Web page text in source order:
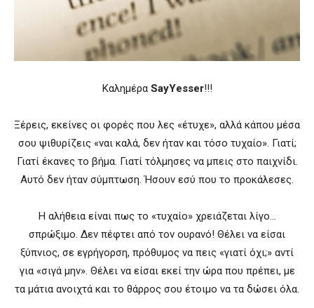
Καλημέρα SayYesser!!!
Ξέρεις, εκείνες οι φορές που λες «έτυχε», αλλά κάπου μέσα
σου ψιθυρίζεις «ναι καλά, δεν ήταν και τόσο τυχαίο». Γιατί;
Γιατί έκανες το βήμα. Γιατί τόλμησες να μπεις στο παιχνίδι.
Αυτό δεν ήταν σύμπτωση. Ήσουν εσύ που το προκάλεσες.
Η αλήθεια είναι πως το «τυχαίο» χρειάζεται λίγο…
σπρώξιμο. Δεν πέφτει από τον ουρανό! Θέλει να είσαι
ξύπνιος, σε εγρήγορση, πρόθυμος να πεις «γιατί όχι;» αντί
για «σιγά μην». Θέλει να είσαι εκεί την ώρα που πρέπει, με
τα μάτια ανοιχτά και το θάρρος σου έτοιμο να τα δώσει όλα.